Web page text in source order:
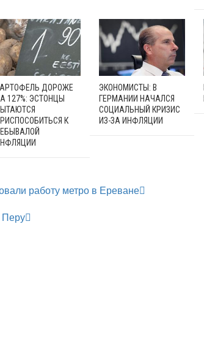
ДОРОЖЕ
127%: ЭСТОНЦЫ
К
ЭКОНОМИСТЫ: В
ГЕРМАНИИ НАЧАЛСЯ
СОЦИАЛЬНЫЙ КРИЗИС
ИЗ-ЗА ИНФЛЯЦИИ
работу метро в Ереване
Перу